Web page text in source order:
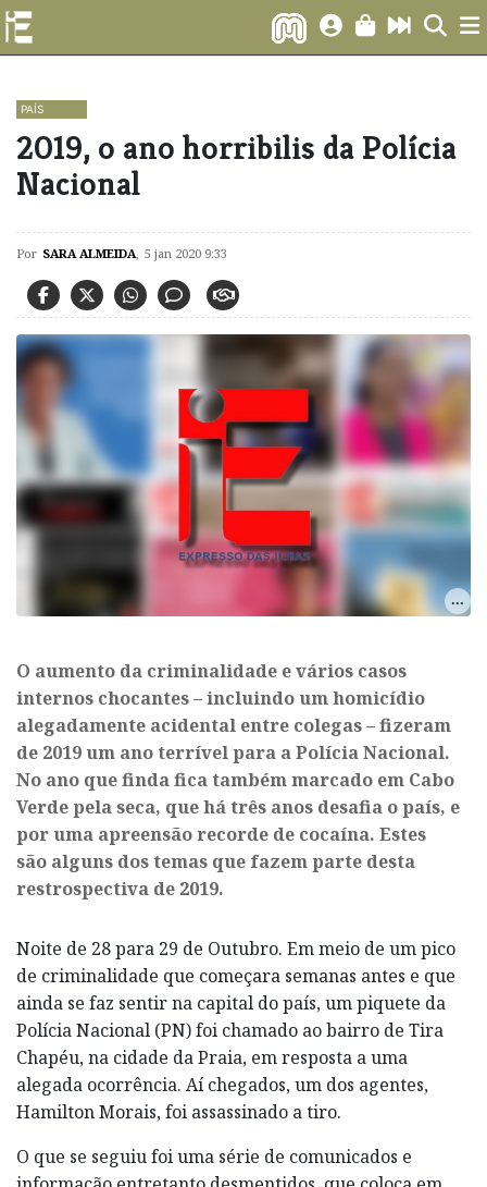
PAÍS
2019, o ano horribilis da Polícia
Nacional
Por SARA ALMEIDA, 5 jan 2020 9:33
O aumento da criminalidade e vários casos
internos chocantes – incluindo um homicídio
alegadamente acidental entre colegas – fizeram
de 2019 um ano terrível para a Polícia Nacional.
No ano que finda fica também marcado em Cabo
Verde pela seca, que há três anos desafia o país, e
por uma apreensão recorde de cocaína. Estes
são alguns dos temas que fazem parte desta
restrospectiva de 2019.
Noite de 28 para 29 de Outubro. Em meio de um pico
de criminalidade que começara semanas antes e que
ainda se faz sentir na capital do país, um piquete da
Polícia Nacional (PN) foi chamado ao bairro de Tira
Chapéu, na cidade da Praia, em resposta a uma
alegada ocorrência. Aí chegados, um dos agentes,
Hamilton Morais, foi assassinado a tiro.
O que se seguiu foi uma série de comunicados e